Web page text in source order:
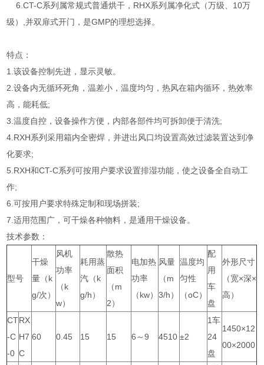
6.CT-C系列属常规式普通烘干，RHX系列属净化式（万级、10万
级）,并双扉式开门，是GMP的理想选择。
特点：
1.该设备控制先进，显示灵敏。
2.设备内无循环死角，温差小，温度均匀，热风在箱内循环，热效率
高，能耗低;
3.温度自控，设备操作方便，内部各部件均可拆卸便于清洗;
4.RXH系列采用箱内全密焊，并进出风口均设置高效过滤装置达到净
化要求;
5.RXH和CT-C系列可按用户要求设置排湿功能，使之设备全自动工
作;
6.可按用户要求特殊定制和现场拼装;
7.适用范围广，可干燥各种物料，是通用干燥设备。
技术参数：
型号
干燥
量（k
g/次）
风机
功率
（k
w）
耗用蒸
汽（k
g/h）
散热
面积
（m
2）
电加热
功率
（kw）
风量
（m
3/h）
温度均
匀性
（oC）
配
用
车
盘
外形尺寸
（宽×深×
高）
CT
-C
-0
RX
H7
C
60 0.45 15 15 6～9 4510 ±2
1车
24
盘
1450×12
00×2000